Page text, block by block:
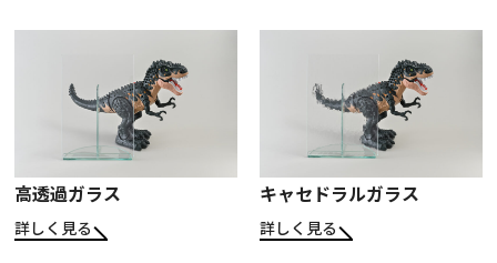
高透過ガラス
詳しく見る
キャセドラルガラス
詳しく見る